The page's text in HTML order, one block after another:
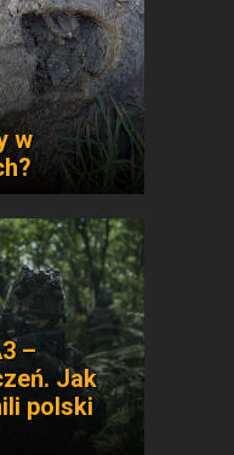
w
–
Jak
polski